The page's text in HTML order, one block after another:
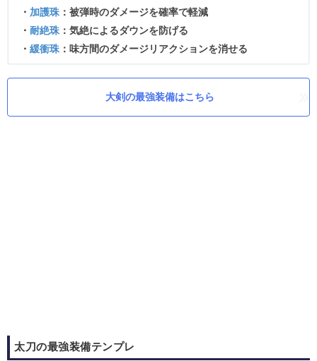
・ 加護珠 ：被弾時のダメージを確率で軽減
・耐絶珠 ：気絶によるダウンを防げる
・緩衝珠 ：味方間のダメージリアクションを消せる
大剣の最強装備はこちら
太刀の最強装備テンプレ